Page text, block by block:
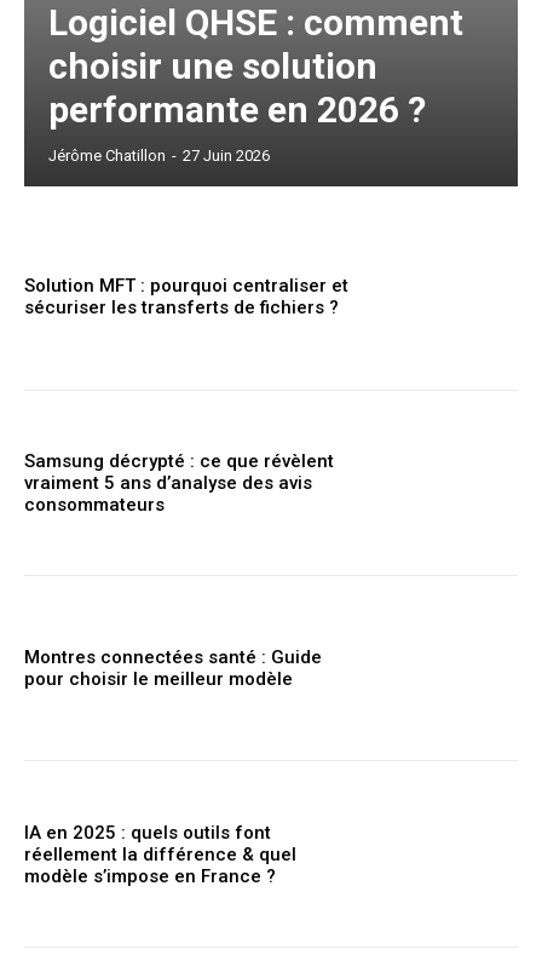
Logiciel QHSE : comment
choisir une solution
performante en 2026 ?
Jérôme Chatillon - 27 Juin 2026
Solution MFT : pourquoi centraliser et
sécuriser les transferts de fichiers ?
Samsung décrypté : ce que révèlent
vraiment 5 ans d’analyse des avis
consommateurs
Montres connectées santé : Guide
pour choisir le meilleur modèle
IA en 2025 : quels outils font
réellement la différence & quel
modèle s’impose en France ?